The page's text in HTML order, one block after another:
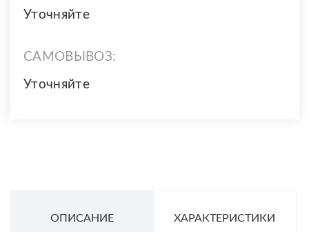
Уточняйте
САМОВЫВОЗ:
Уточняйте
ОПИСАНИЕ ХАРАКТЕРИСТИКИ